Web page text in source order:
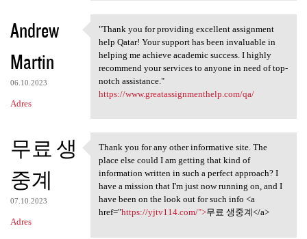
Andrew
Martin
06.10.2023
Adres
"Thank you for providing
"Thank you for providing excellent assignment
help Qatar! Your support has been invaluable in
helping me achieve academic success. I highly
recommend your services to anyone in need of top-
notch assistance."
https://www.greatassignmenthelp.com/qa/
무료 생
중계
07.10.2023
Adres
Thank you for any other
Thank you for any other informative site. The
place else could I am getting that kind of
information written in such a perfect approach? I
have a mission that I'm just now running on, and I
have been on the look out for such info <a
href="https://yjtv114.com/">무료 생중계</a>